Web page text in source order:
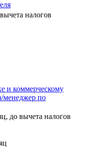
налогов
и коммерческому
менеджер по
до вычета налогов